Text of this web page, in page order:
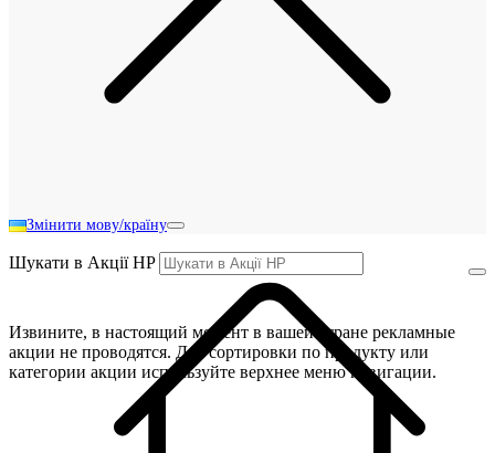
Змінити мову/країну
Шукати в Акції HP
Извините, в настоящий момент в вашей стране рекламные
акции не проводятся. Для сортировки по продукту или
категории акции используйте верхнее меню навигации.